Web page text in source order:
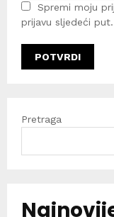
Spremi moju
prijavu sljedeći put.
Pretraga